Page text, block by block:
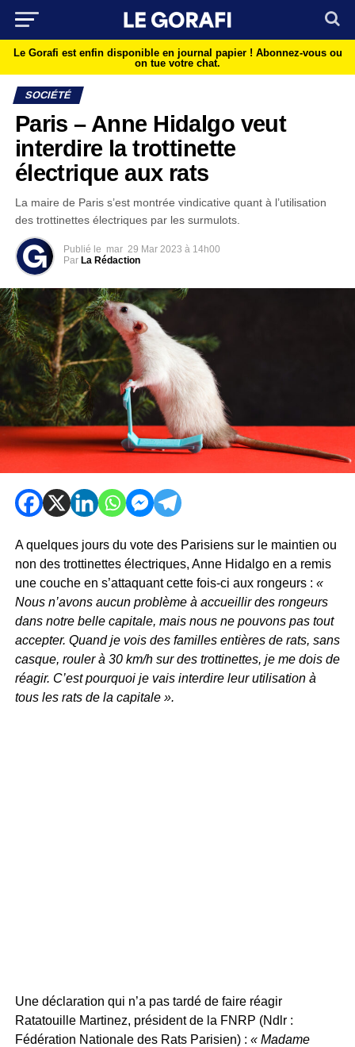
Le Gorafi est enfin disponible en journal papier ! Abonnez-vous ou
on tue votre chat.
SOCIÉTÉ
Paris – Anne Hidalgo veut
interdire la trottinette
électrique aux rats
La maire de Paris s’est montrée vindicative quant à l’utilisation
des trottinettes électriques par les surmulots.
Publié le mar 29 Mar 2023 à 14h00
Par La Rédaction
A quelques jours du vote des Parisiens sur le maintien ou
non des trottinettes électriques, Anne Hidalgo en a remis
une couche en s’attaquant cette fois-ci aux rongeurs : «
Nous n’avons aucun problème à accueillir des rongeurs
dans notre belle capitale, mais nous ne pouvons pas tout
accepter. Quand je vois des familles entières de rats, sans
casque, rouler à 30 km/h sur des trottinettes, je me dois de
réagir. C’est pourquoi je vais interdire leur utilisation à
tous les rats de la capitale ».
Une déclaration qui n’a pas tardé de faire réagir
Ratatouille Martinez, président de la FNRP (Ndlr :
Fédération Nationale des Rats Parisien) : « Madame